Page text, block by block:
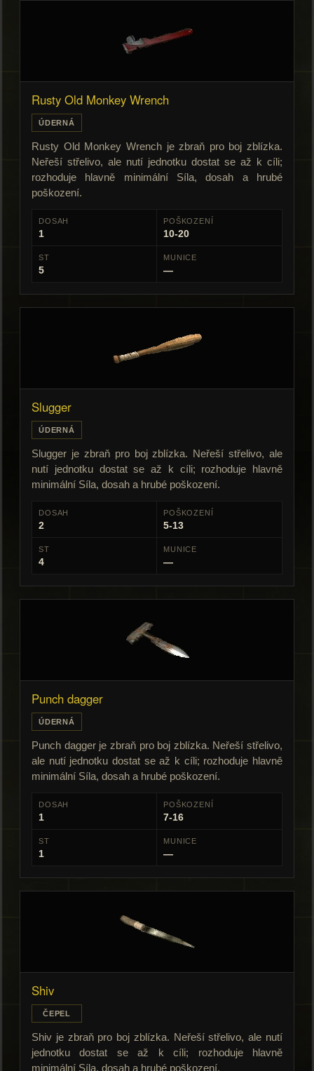
Rusty Old Monkey Wrench
ÚDERNÁ
Rusty Old Monkey Wrench je zbraň pro boj zblízka.
Neřeší střelivo, ale nutí jednotku dostat se až k cíli;
rozhoduje hlavně minimální Síla, dosah a hrubé
poškození.
DOSAH
1
POŠKOZENÍ
10-20
ST
5
MUNICE
—
Slugger
ÚDERNÁ
Slugger je zbraň pro boj zblízka. Neřeší střelivo, ale
nutí jednotku dostat se až k cíli; rozhoduje hlavně
minimální Síla, dosah a hrubé poškození.
DOSAH
2
POŠKOZENÍ
5-13
ST
4
MUNICE
—
Punch dagger
ÚDERNÁ
Punch dagger je zbraň pro boj zblízka. Neřeší střelivo,
ale nutí jednotku dostat se až k cíli; rozhoduje hlavně
minimální Síla, dosah a hrubé poškození.
DOSAH
1
POŠKOZENÍ
7-16
ST
1
MUNICE
—
Shiv
ČEPEL
Shiv je zbraň pro boj zblízka. Neřeší střelivo, ale nutí
jednotku dostat se až k cíli; rozhoduje hlavně
minimální Síla, dosah a hrubé poškození.